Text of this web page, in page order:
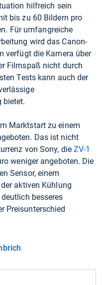
hilfreich sein
bis zu 60 Bildern pro
Für umfangreiche
wird das Canon-
verfügt die Kamera über
Filmspaß nicht durch
Tests kann auch der
bietet.
Marktstart zu einem
Das ist nicht
von Sony, die ZV-1
weniger angeboten. Die
Sensor, einem
aktiven Kühlung
besseres
Preisunterschied